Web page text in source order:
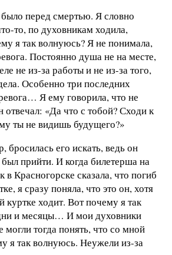
перед смертью. Я словно
то, по духовникам ходила,
я так волнуюсь? Я не понимала,
Постоянно душа не на месте,
не из-за работы и не из-за того,
Особенно три последних
Я ему говорила, что не
«Да что с тобой? Сходи к
ты не видишь будущего?»
бросилась его искать, ведь он
прийти. И когда билетерша на
в Красногорске сказала, что погиб
я сразу поняла, что это он, хотя
куртке ходит. Вот почему я так
и месяцы… И мои духовники
могли тогда понять, что со мной
я так волнуюсь. Неужели из-за